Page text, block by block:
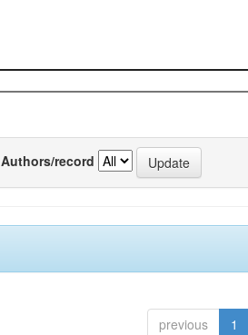
Authors/record
previous 1